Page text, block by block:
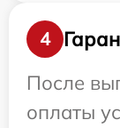
4
После
оплаты